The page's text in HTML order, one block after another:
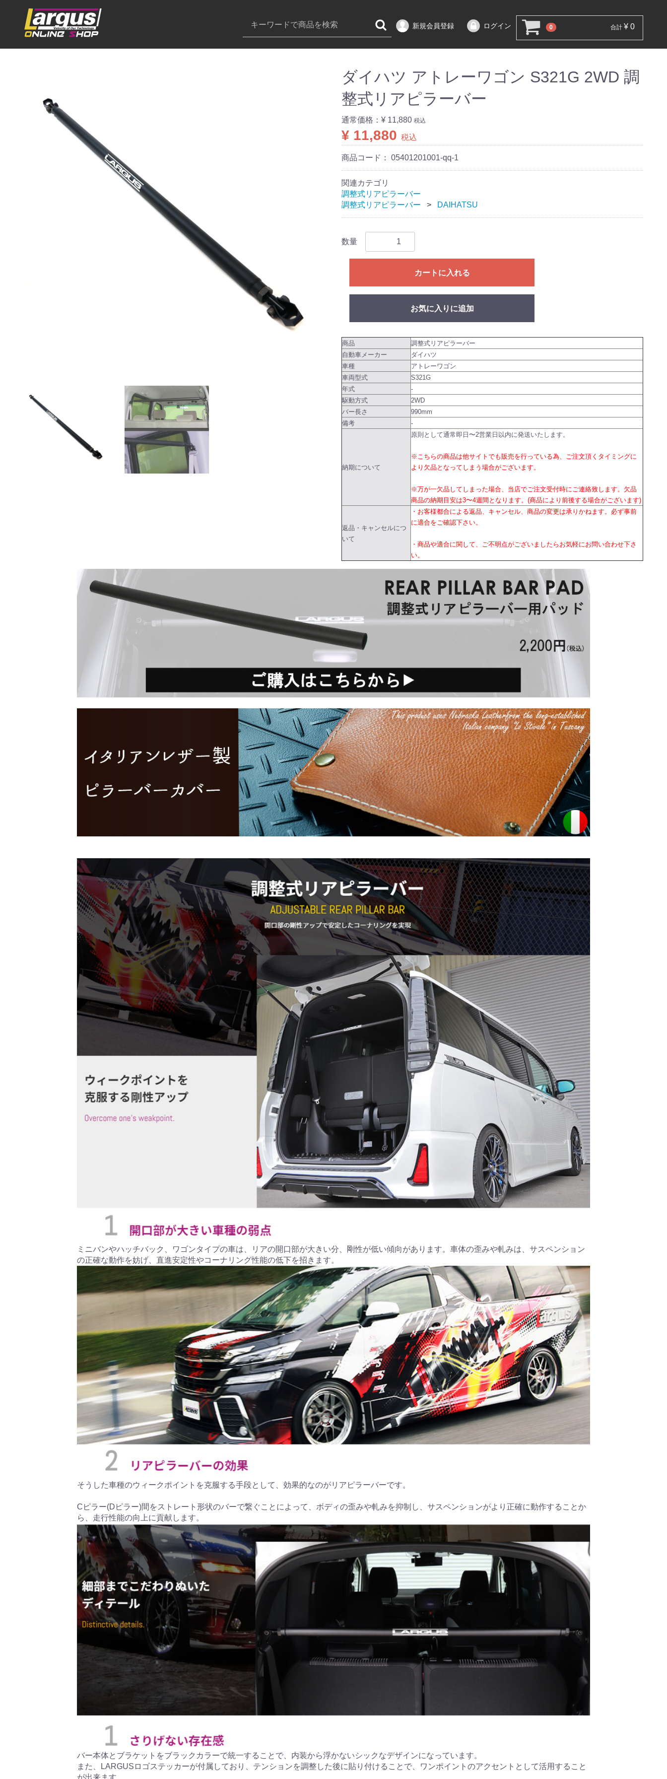
0 合計 ¥ 0
新規会員登録 ログイン
ダイハツ アトレーワゴン S321G 2WD 調
整式リアピラーバー
通常価格： ¥ 11,880 税込
¥ 11,880 税込
商品コード： 05401201001-qq-1
関連カテゴリ
調整式リアピラーバー
調整式リアピラーバー
DAIHATSU
数量
カートに入れる
お気に入りに追加
商品
調整式リアピラーバー
自動車メーカー
ダイハツ
車種
アトレーワゴン
車両型式
S321G
年式
-
駆動方式
2WD
バー長さ
990mm
備考
-
納期について
原則として通常即日〜2営業日以内に発送いたします。
※こちらの商品は他サイトでも販売を行っている為、ご注文頂くタイミングに
より欠品となってしまう場合がございます。
※万が一欠品してしまった場合、当店でご注文受付時にご連絡致します。欠品
商品の納期目安は3〜4週間となります。(商品により前後する場合がございます)
返品・キャンセルにつ
いて
・お客様都合による返品、キャンセル、商品の変更は承りかねます。必ず事前
に適合をご確認下さい。
・商品や適合に関して、ご不明点がございましたらお気軽にお問い合わせ下さ
い。
ミニバンやハッチバック、ワゴンタイプの車は、リアの開口部が大きい分、剛性が低い傾向があります。車体の歪みや軋みは、サスペンション
の正確な動作を妨げ、直進安定性やコーナリング性能の低下を招きます。
そうした車種のウィークポイントを克服する手段として、効果的なのがリアピラーバーです。
Cピラー(Dピラー)間をストレート形状のバーで繋ぐことによって、ボディの歪みや軋みを抑制し、サスペンションがより正確に動作することか
ら、走行性能の向上に貢献します。
バー本体とブラケットをブラックカラーで統一することで、内装から浮かないシックなデザインになっています。
また、LARGUSロゴステッカーが付属しており、テンションを調整した後に貼り付けることで、ワンポイントのアクセントとして活用すること
が出来ます。